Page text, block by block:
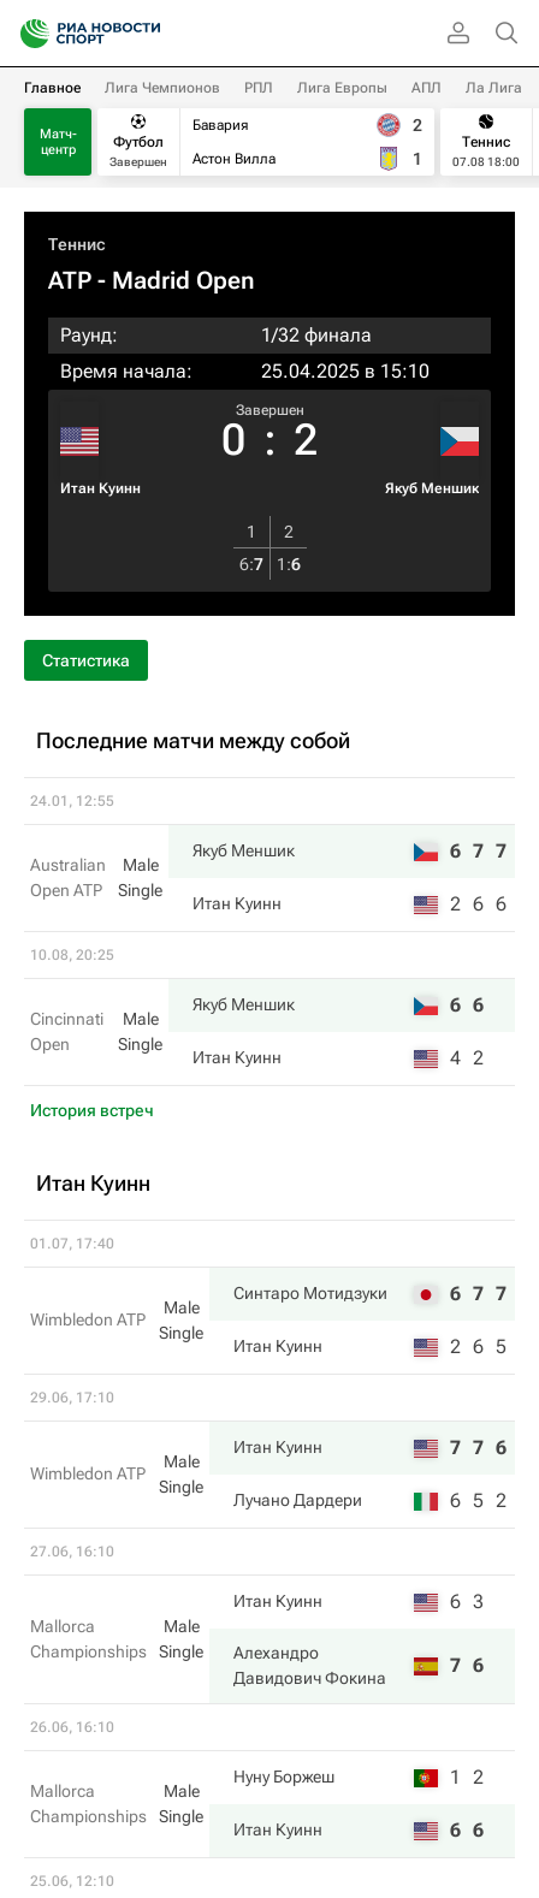
Главное Лига Чемпионов РПЛ Лига Европы АПЛ Ла Лига
Матч-
центр
Футбол
Завершен
Бавария
Астон Вилла
2
1
Теннис
07.08 18:00
Теннис
ATP - Madrid Open
Раунд:
1/32 финала
Время начала:
25.04.2025 в 15:10
Итан Куинн
Завершен
0 : 2
Якуб Меншик
1
2
6:7 1 :6
Статистика
Последние матчи между собой
24.01, 12:55
Australian
Open ATP
Male
Single
Якуб Меншик 6 7 7
Итан Куинн 2 6 6
10.08, 20:25
Cincinnati
Open
Male
Single
Якуб Меншик 6 6
Итан Куинн 4 2
История встреч
Итан Куинн
01.07, 17:40
Wimbledon ATP
Male
Single
Синтаро Мотидзуки 6 7 7
Итан Куинн 2 6 5
29.06, 17:10
Wimbledon ATP
Male
Single
Итан Куинн 7 7 6
Лучано Дардери 6 5 2
27.06, 16:10
Mallorca
Championships
Male
Single
Итан Куинн 6 3
Алехандро
Давидович Фокина
7 6
26.06, 16:10
Mallorca
Championships
Male
Single
Нуну Боржеш 1 2
Итан Куинн 6 6
25.06, 12:10